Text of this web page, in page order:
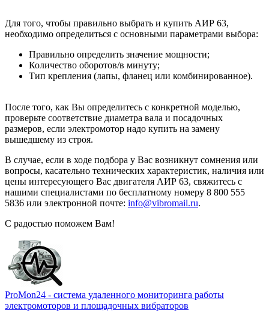
Для того, чтобы правильно выбрать и купить АИР 63,
необходимо определиться с основными параметрами выбора:
Правильно определить значение мощности;
Количество оборотов/в минуту;
Тип крепления (лапы, фланец или комбинированное).
После того, как Вы определитесь с конкретной моделью,
проверьте соответствие диаметра вала и посадочных
размеров, если электромотор надо купить на замену
вышедшему из строя.
В случае, если в ходе подбора у Вас возникнут сомнения или
вопросы, касательно технических характеристик, наличия или
цены интересующего Вас двигателя АИР 63, свяжитесь с
нашими специалистами по бесплатному номеру 8 800 555
5836 или электронной почте: info@vibromail.ru.
С радостью поможем Вам!
ProMon24 - система удаленного мониторинга работы
электромоторов и площадочных вибраторов